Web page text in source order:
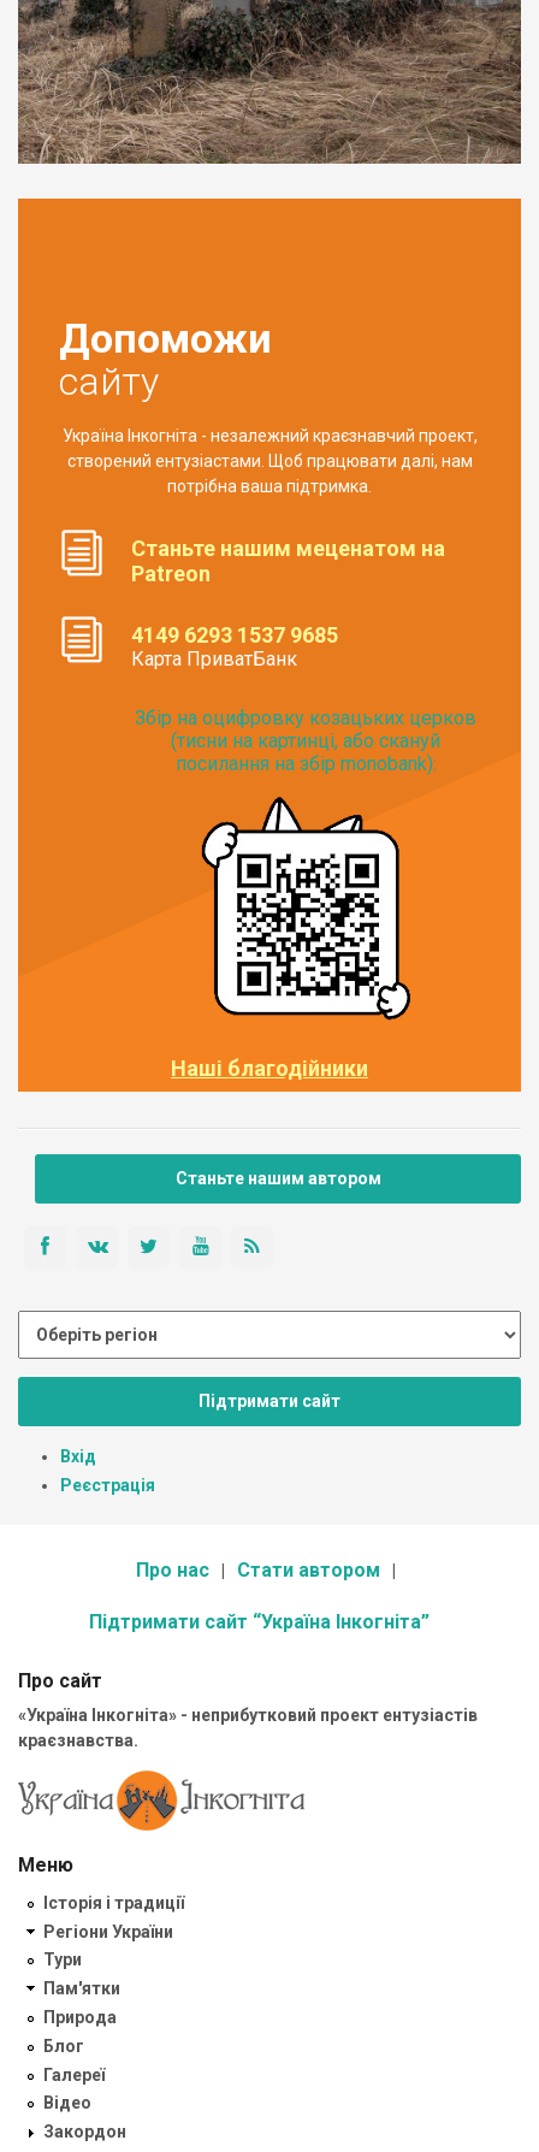
Допоможи
сайту
Україна Інкогніта - незалежний краєзнавчий проект,
створений ентузіастами. Щоб працювати далі, нам
потрібна ваша підтримка.
Станьте нашим меценатом на
Patreon
4149 6293 1537 9685
Карта ПриватБанк
Збір на оцифровку козацьких церков
(тисни на картинці, або скануй
посилання на збір monobank):
Наші благодійники
Станьте нашим автором
Підтримати сайт
Вхід
Реєстрація
Про нас Стати автором
Підтримати сайт “Україна Інкогніта”
Про сайт
«Україна Інкогніта» - неприбутковий проект ентузіастів
краєзнавства.
Меню
Історія і традиції
Регіони України
Тури
Пам'ятки
Природа
Блог
Галереї
Відео
Закордон